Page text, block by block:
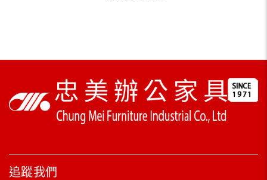
追蹤我們